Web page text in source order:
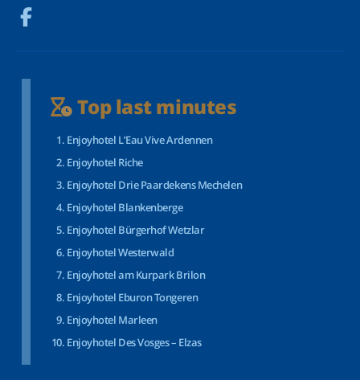
Top last minutes
Enjoyhotel L’Eau Vive Ardennen
Enjoyhotel Riche
Enjoyhotel Drie Paardekens Mechelen
Enjoyhotel Blankenberge
Enjoyhotel Bürgerhof Wetzlar
Enjoyhotel Westerwald
Enjoyhotel am Kurpark Brilon
Enjoyhotel Eburon Tongeren
Enjoyhotel Marleen
Enjoyhotel Des Vosges – Elzas